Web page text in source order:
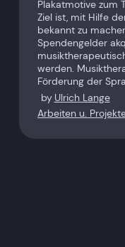
Plakatmotive zum
Ziel ist, mit Hilfe
bekannt zu
Spendengelder
werden.
Förderung der
by Ulrich Lange
Arbeiten u.